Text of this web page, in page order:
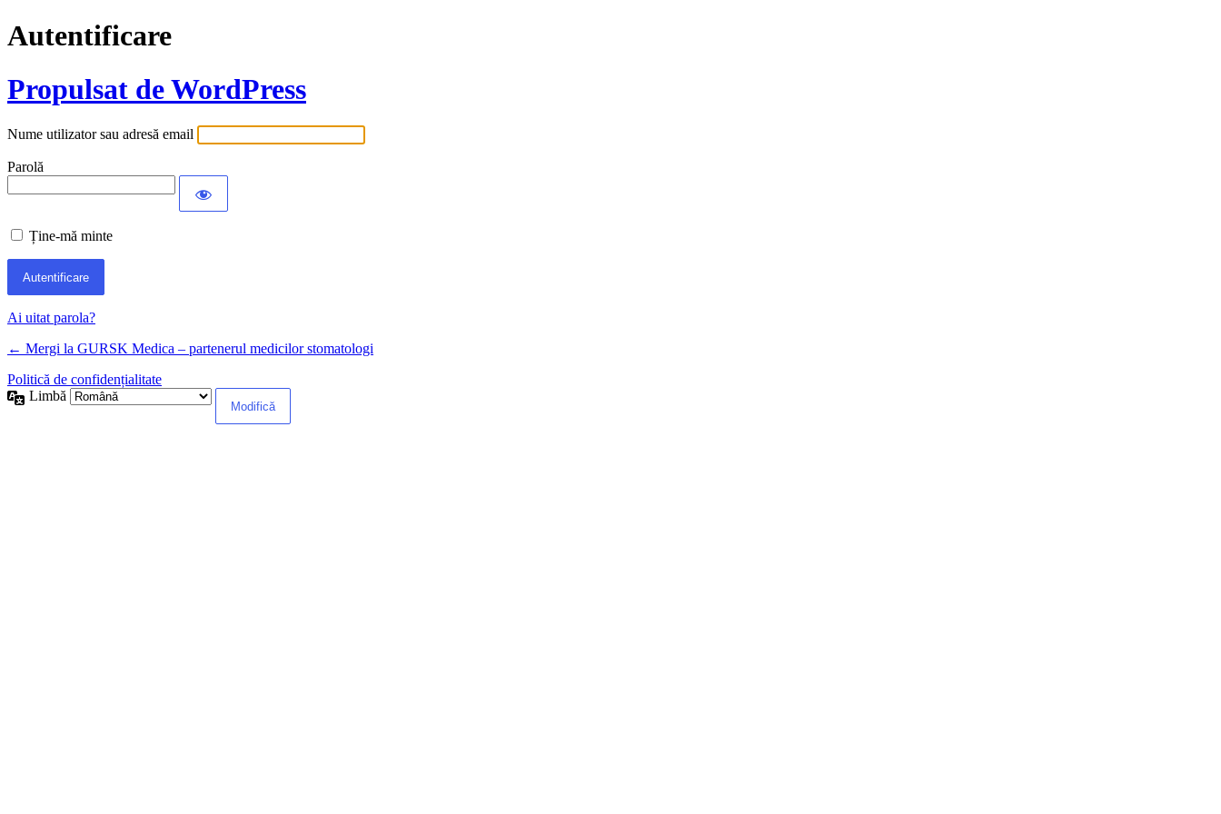
Autentificare
Propulsat de WordPress
Nume utilizator sau adresă email
Parolă
Ține-mă minte
Ai uitat parola?
← Mergi la GURSK Medica – partenerul medicilor stomatologi
Politică de confidențialitate
Limbă